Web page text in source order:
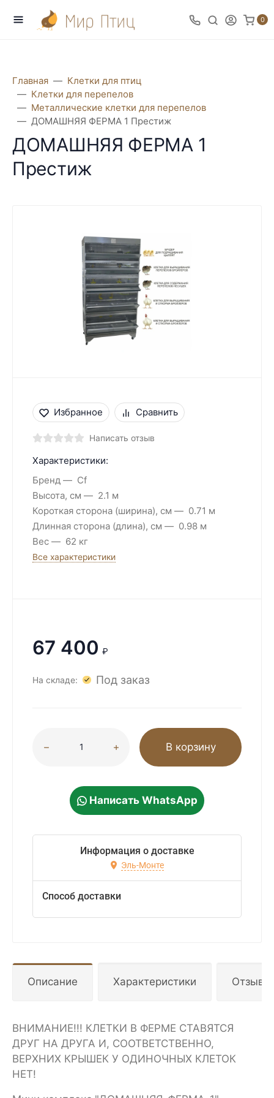
0
Главная
Клетки для птиц
Клетки для перепелов
Металлические клетки для перепелов
ДОМАШНЯЯ ФЕРМА 1 Престиж
ДОМАШНЯЯ ФЕРМА 1
Престиж
Избранное Сравнить
Написать отзыв
Характеристики:
Бренд
Cf
Высота, см
2.1 м
Короткая сторона (ширина), см
0.71 м
Длинная сторона (длина), см
0.98 м
Вес
62 кг
Все характеристики
67 400 ₽
На складе: Под заказ
В корзину
Написать WhatsApp
Информация о доставке
Эль-Монте
Способ доставки
Описание Характеристики
ВНИМАНИЕ!!! КЛЕТКИ В ФЕРМЕ СТАВЯТСЯ
ДРУГ НА ДРУГА И, СООТВЕТСТВЕННО,
ВЕРХНИХ КРЫШЕК У ОДИНОЧНЫХ КЛЕТОК
НЕТ!